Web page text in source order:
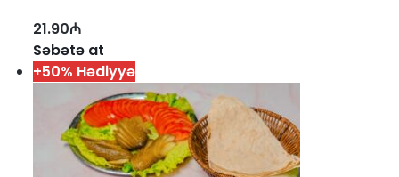
21.90₼
Səbətə at
+50% Hədiyyə